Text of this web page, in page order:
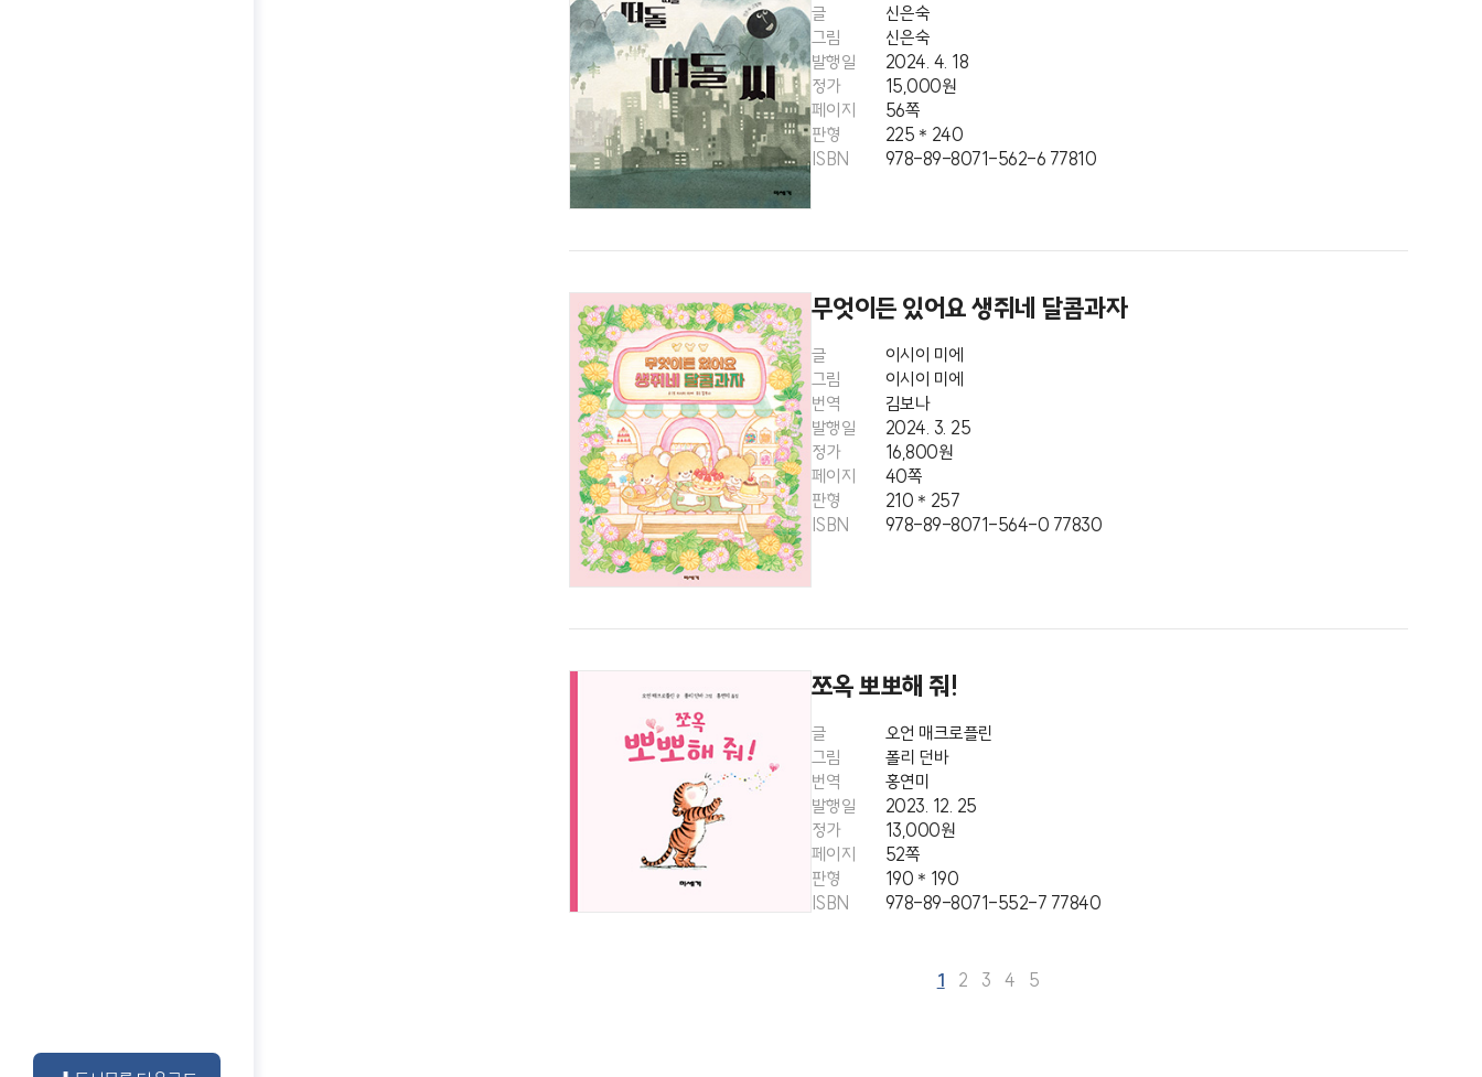
글
신은숙
그림
신은숙
발행일
2024. 4. 18
정가
15,000원
페이지
56쪽
판형
225＊240
ISBN
978-89-8071-562-6 77810
무엇이든 있어요 생쥐네 달콤과자
글
이시이 미에
그림
이시이 미에
번역
김보나
발행일
2024. 3. 25
정가
16,800원
페이지
40쪽
판형
210＊257
ISBN
978-89-8071-564-0 77830
쪼옥 뽀뽀해 줘!
글
오언 매크로플린
그림
폴리 던바
번역
홍연미
발행일
2023. 12. 25
정가
13,000원
페이지
52쪽
판형
190＊190
ISBN
978-89-8071-552-7 77840
1 2 3 4 5